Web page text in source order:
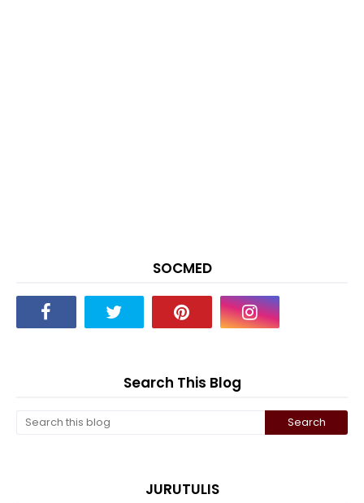
SOCMED
Search This Blog
JURUTULIS